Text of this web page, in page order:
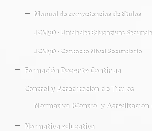
Manual de competencias de títulos
JCMyD · Unidades Educativas
JCMyD · Contacto Nivel Secundario
Formación Docente Continua
Control y Acreditación de Títulos
Normativa (Control y Acreditación
Normativa educativa